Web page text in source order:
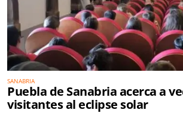
SANABRIA
Puebla de Sanabria acerca a
visitantes al eclipse solar